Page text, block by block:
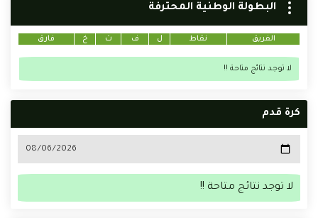
البطولة الوطنية المحترفة
الفريق نقاط ل ف ت خ فارق
لا توجد نتائج متاحة !!
كرة قدم
لا توجد نتائج متاحة !!